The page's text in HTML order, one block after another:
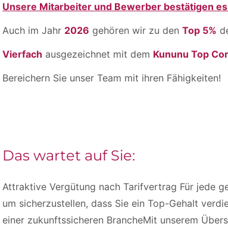
Unsere Mitarbeiter und Bewerber bestätigen
Auch im Jahr 2026 gehören wir zu den Top 5%
Vierfach ausgezeichnet mit dem Kununu Top
Bereichern Sie unser Team mit ihren Fähigkeiten!
Das wartet auf Sie:
Attraktive Vergütung nach Tarifvertrag Für jede
um sicherzustellen, dass Sie ein Top-Gehalt
einer zukunftssicheren BrancheMit unserem